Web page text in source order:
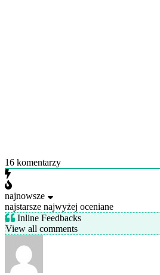
16 komentarzy
najnowsze
najstarsze najwyżej oceniane
Inline Feedbacks
View all comments